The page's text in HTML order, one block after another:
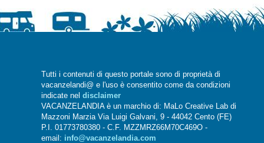
Tutti i contenuti di questo portale sono di proprietà di
vacanzelandi@ e l'uso è consentito come da condizioni
indicate nel disclaimer
VACANZELANDIA è un marchio di: MaLo Creative Lab di
Mazzoni Marzia Via Luigi Galvani, 9 - 44042 Cento (FE)
P.I. 01773780380 - C.F. MZZMRZ66M70C469O -
email: info@vacanzelandia.com